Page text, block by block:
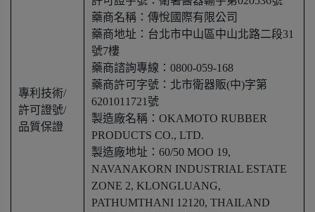
專利技術/
許可證號/
品質保證
藥商名稱：傳悅國際有限公司
藥商地址：台北市中山區中山北路二段31
號7樓
藥商諮詢專線：0800-059-168
藥商許可字號：北市衛器販(中)字第
6201011721號
製造廠名稱：OKAMOTO RUBBER
PRODUCTS CO., LTD.
製造廠地址：60/50 MOO 19,
NAVANAKORN INDUSTRIAL ESTATE
ZONE 2, KLONGLUANG,
PATHUMTHANI 12120, THAILAND